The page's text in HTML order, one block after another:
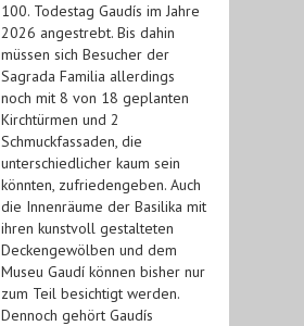
100. Todestag Gaudís im Jahre
2026 angestrebt. Bis dahin
müssen sich Besucher der
Sagrada Familia allerdings
noch mit 8 von 18 geplanten
Kirchtürmen und 2
Schmuckfassaden, die
unterschiedlicher kaum sein
könnten, zufriedengeben. Auch
die Innenräume der Basilika mit
ihren kunstvoll gestalteten
Deckengewölben und dem
Museu Gaudí können bisher nur
zum Teil besichtigt werden.
Dennoch gehört Gaudís